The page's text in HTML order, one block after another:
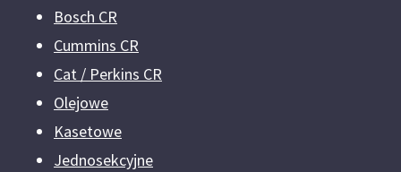
Bosch CR
Cummins CR
Cat / Perkins CR
Olejowe
Kasetowe
Jednosekcyjne